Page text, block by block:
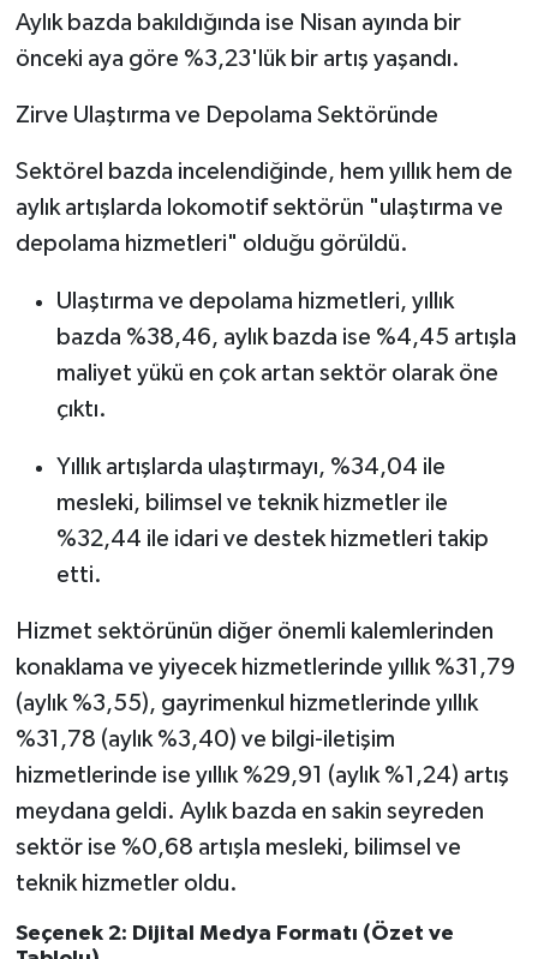
Aylık bazda bakıldığında ise Nisan ayında bir
önceki aya göre %3,23'lük bir artış yaşandı.
Zirve Ulaştırma ve Depolama Sektöründe
Sektörel bazda incelendiğinde, hem yıllık hem de
aylık artışlarda lokomotif sektörün "ulaştırma ve
depolama hizmetleri" olduğu görüldü.
Ulaştırma ve depolama hizmetleri, yıllık
bazda %38,46, aylık bazda ise %4,45 artışla
maliyet yükü en çok artan sektör olarak öne
çıktı.
Yıllık artışlarda ulaştırmayı, %34,04 ile
mesleki, bilimsel ve teknik hizmetler ile
%32,44 ile idari ve destek hizmetleri takip
etti.
Hizmet sektörünün diğer önemli kalemlerinden
konaklama ve yiyecek hizmetlerinde yıllık %31,79
(aylık %3,55), gayrimenkul hizmetlerinde yıllık
%31,78 (aylık %3,40) ve bilgi-iletişim
hizmetlerinde ise yıllık %29,91 (aylık %1,24) artış
meydana geldi. Aylık bazda en sakin seyreden
sektör ise %0,68 artışla mesleki, bilimsel ve
teknik hizmetler oldu.
Seçenek 2: Dijital Medya Formatı (Özet ve